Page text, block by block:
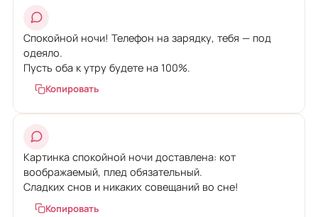
Спокойной ночи! Телефон на зарядку, тебя — под
одеяло.
Пусть оба к утру будете на 100%.
Копировать
Картинка спокойной ночи доставлена: кот
воображаемый, плед обязательный.
Сладких снов и никаких совещаний во сне!
Копировать